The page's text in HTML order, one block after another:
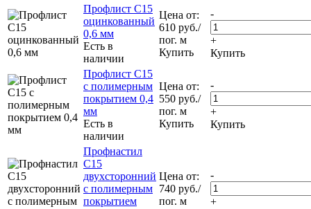
Профлист С15
оцинкованный
0,6 мм
Есть в
наличии
Цена от:
610 руб./
пог. м
Купить
-
+
Купить
Профлист С15
с полимерным
покрытием 0,4
мм
Есть в
наличии
Цена от:
550 руб./
пог. м
Купить
-
+
Купить
Профнастил
С15
двухсторонний
с полимерным
покрытием
Цена от:
740 руб./
пог. м
-
+